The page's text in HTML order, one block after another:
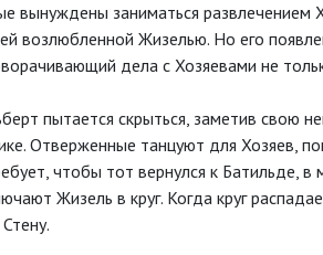
вынуждены заниматься развлечением
возлюбленной Жизелью. Но его
дела с Хозяевами не
пытается скрыться, заметив свою
Отверженные танцуют для Хозяев,
чтобы тот вернулся к Батильде, в
Жизель в круг. Когда круг